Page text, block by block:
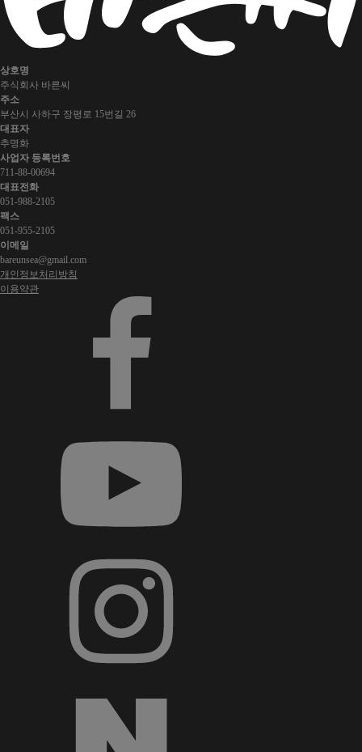
상호명
주식회사 바른씨
주소
부산시 사하구 장평로 15번길 26
대표자
추명화
사업자 등록번호
711-88-00694
대표전화
051-988-2105
팩스
051-955-2105
이메일
bareunsea@gmail.com
개인정보처리방침
이용약관